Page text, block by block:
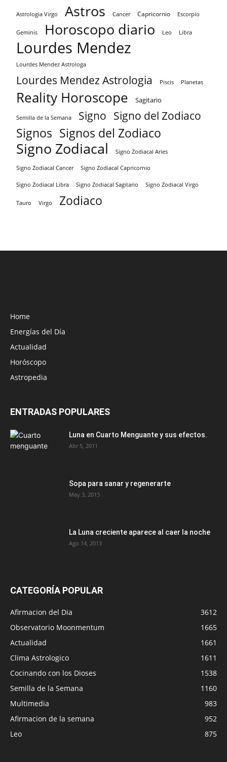
Astrologia Virgo Astros Cancer Capricornio Escorpio
Geminis Horoscopo diario Leo Libra
Lourdes Mendez
Lourdes Mendez Astrologa
Lourdes Mendez Astrologia Piscis Planetas
Reality Horoscope Sagitario
Semilla de la Semana Signo Signo del Zodiaco
Signos Signos del Zodiaco
Signo Zodiacal Signo Zodiacal Aries
Signo Zodiacal Cancer Signo Zodiacal Capricornio
Signo Zodiacal Libra Signo Zodiacal Sagitario Signo Zodiacal Virgo
Tauro Virgo Zodiaco
Home
Energías del Día
Actualidad
Horóscopo
Astropedia
ENTRADAS POPULARES
Luna en Cuarto Menguante y sus efectos.
Abr 5, 2011
Sopa para sanar y regenerarte
May 3, 2013
La Luna creciente aparece al caer la noche
Ago 14, 2013
CATEGORÍA POPULAR
Afirmacion del Dia
3612
Observatorio Moonmentum
1665
Actualidad
1661
Clima Astrologico
1611
Cocinando con los Dioses
1538
Semilla de la Semana
1160
Multimedia
983
Afirmacion de la semana
952
Leo
875